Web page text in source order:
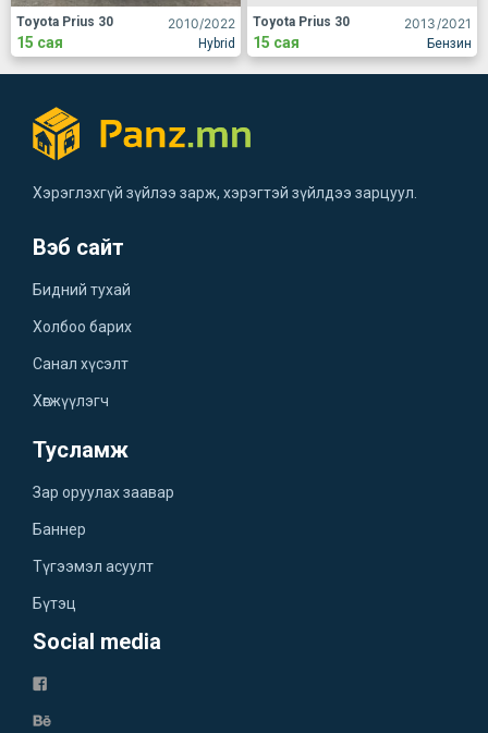
2010/2022
Hybrid
Toyota Prius 30
15 сая
2013/2021
Бензин
Toyota Prius 30
15 сая
Хэрэглэхгүй зүйлээ зарж, хэрэгтэй зүйлдээ зарцуул.
Вэб сайт
Бидний тухай
Холбоо барих
Санал хүсэлт
Хөгжүүлэгч
Тусламж
Зар оруулах заавар
Баннер
Түгээмэл асуулт
Бүтэц
Social media